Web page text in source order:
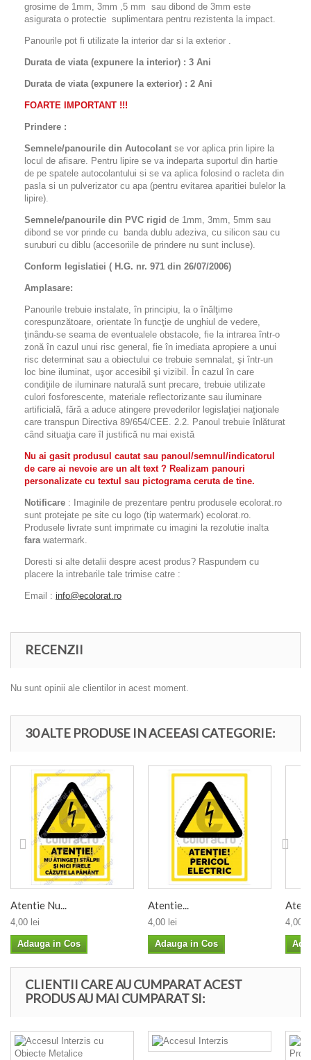
grosime de 1mm, 3mm ,5 mm sau dibond de 3mm este
asigurata o protectie suplimentara pentru rezistenta la impact.
Panourile pot fi utilizate la interior dar si la exterior .
Durata de viata (expunere la interior) : 3 Ani
Durata de viata (expunere la exterior) : 2 Ani
FOARTE IMPORTANT !!!
Prindere :
Semnele/panourile din Autocolant se vor aplica prin lipire la
locul de afisare. Pentru lipire se va indeparta suportul din hartie
de pe spatele autocolantului si se va aplica folosind o racleta din
pasla si un pulverizator cu apa (pentru evitarea aparitiei bulelor la
lipire).
Semnele/panourile din PVC rigid de 1mm, 3mm, 5mm sau
dibond se vor prinde cu banda dublu adeziva, cu silicon sau cu
suruburi cu diblu (accesoriile de prindere nu sunt incluse).
Conform legislatiei ( H.G. nr. 971 din 26/07/2006)
Amplasare:
Panourile trebuie instalate, în principiu, la o înălţime
corespunzătoare, orientate în funcţie de unghiul de vedere,
ţinându-se seama de eventualele obstacole, fie la intrarea într-o
zonă în cazul unui risc general, fie în imediata apropiere a unui
risc determinat sau a obiectului ce trebuie semnalat, şi într-un
loc bine iluminat, uşor accesibil şi vizibil. În cazul în care
condiţiile de iluminare naturală sunt precare, trebuie utilizate
culori fosforescente, materiale reflectorizante sau iluminare
artificială, fără a aduce atingere prevederilor legislaţiei naţionale
care transpun Directiva 89/654/CEE. 2.2. Panoul trebuie înlăturat
când situaţia care îl justifică nu mai există
Nu ai gasit produsul cautat sau panoul/semnul/indicatorul
de care ai nevoie are un alt text ? Realizam panouri
personalizate cu textul sau pictograma ceruta de tine.
Notificare : Imaginile de prezentare pentru produsele ecolorat.ro
sunt protejate pe site cu logo (tip watermark) ecolorat.ro.
Produsele livrate sunt imprimate cu imagini la rezolutie inalta
fara watermark.
Doresti si alte detalii despre acest produs? Raspundem cu
placere la intrebarile tale trimise catre :
Email : info@ecolorat.ro
RECENZII
Nu sunt opinii ale clientilor in acest moment.
30 ALTE PRODUSE IN ACEEASI CATEGORIE:
Atentie Nu...
4,00 lei
Adauga in Cos
Atentie...
4,00 lei
Adauga in Cos
4,00
CLIENTII CARE AU CUMPARAT ACEST
PRODUS AU MAI CUMPARAT SI: